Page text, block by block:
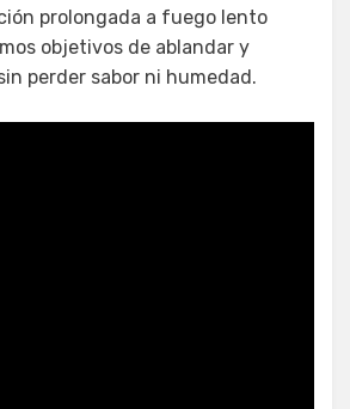
prolongada a fuego lento
objetivos de ablandar y
perder sabor ni humedad.